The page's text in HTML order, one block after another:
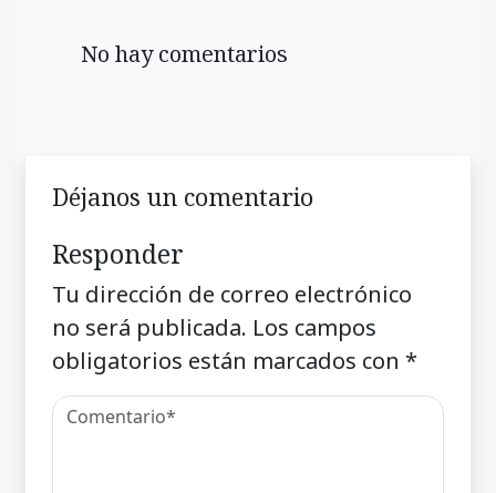
No hay comentarios
Déjanos un comentario
Responder
Tu dirección de correo electrónico
no será publicada. Los campos
obligatorios están marcados con *